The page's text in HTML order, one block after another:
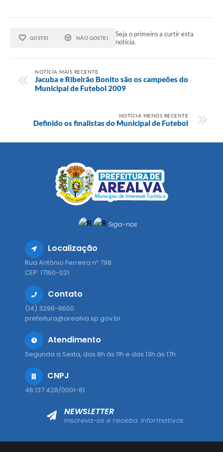
GOSTEI NÃO GOSTEI
Seja o primeiro a curtir esta
notícia.
NOTÍCIA MAIS RECENTE
Jacuba e Ribeirão Bonito são os campeões do
Municipal de Futebol 2009
NOTÍCIA MENOS RECENTE
Definido os finalistas do Municipal de Futebol
Siga-nos
Localização
Rua Antônio Ferreira nº 798
CEP: 17160-021
Contato
(14) 3296-8600
prefeitura@arealva.sp.gov.br
Atendimento
Segunda a Sexta, das 8h às 11h e das 13h às 17h.
CNPJ
46.137.428/0001-81
NEWSLETTER
Inscreva-se e receba informativos